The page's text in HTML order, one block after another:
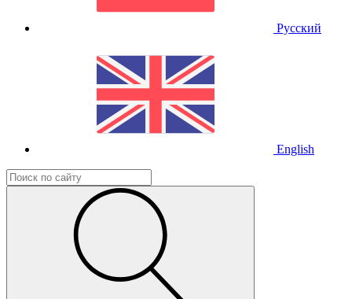
Русский
English